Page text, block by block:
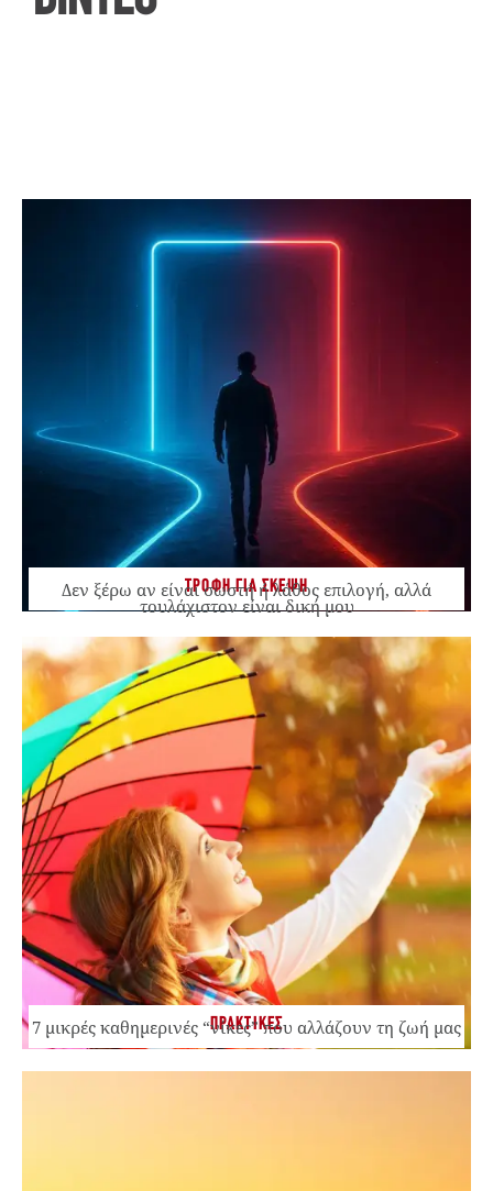
ΤΡΟΦΗ ΓΙΑ ΣΚΕΨΗ
Δεν ξέρω αν είναι σωστή ή λάθος επιλογή, αλλά
τουλάχιστον είναι δική μου
ΠΡΑΚΤΙΚΕΣ
7 μικρές καθημερινές “νίκες” που αλλάζουν τη ζωή μας